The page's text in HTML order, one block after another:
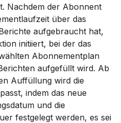
Nachdem der Abonnent
über das
aufgebraucht hat,
initiiert, bei der das
Abonnementplan
aufgefüllt wird. Ab
Auffüllung wird die
indem das neue
und die
festgelegt werden, es sei